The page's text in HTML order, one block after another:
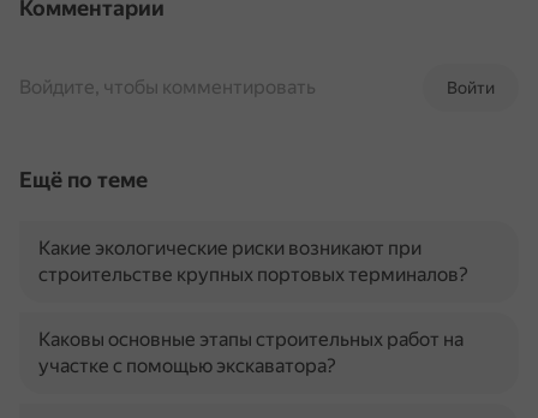
Комментарии
Войти
Войдите, чтобы комментировать
Ещё по теме
Какие экологические риски возникают при
строительстве крупных портовых терминалов?
Каковы основные этапы строительных работ на
участке с помощью экскаватора?